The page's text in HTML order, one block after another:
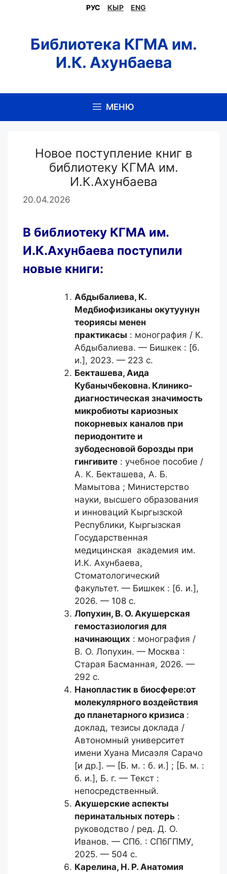
РУС КЫР ENG
Библиотека КГМА им.
И.К. Ахунбаева
МЕНЮ
Новое поступление книг в
библиотеку КГМА им.
И.К.Ахунбаева
20.04.2026
В библиотеку КГМА им.
И.К.Ахунбаева поступили
новые книги:
Абдыбалиева, К.
Медбиофизиканы окутуунун
теориясы менен
практикасы : монография / К.
Абдыбалиева. — Бишкек : [б.
и.], 2023. — 223 с.
Бекташева, Аида
Кубанычбековна. Клинико-
диагностическая значимость
микробиоты кариозных
покорневых каналов при
периодонтите и
зубодесновой борозды при
гингивите : учебное пособие /
А. К. Бекташева, А. Б.
Мамытова ; Министерство
науки, высшего образования
и инноваций Кыргызской
Республики, Кыргызская
Государственная
медицинская академия им.
И.К. Ахунбаева,
Стоматологический
факультет. — Бишкек : [б. и.],
2026. — 108 с.
Лопухин, В. О. Акушерская
гемостазиология для
начинающих : монография /
В. О. Лопухин. — Москва :
Старая Басманная, 2026. —
292 с.
Нанопластик в биосфере:от
молекулярного воздействия
до планетарного кризиса :
доклад, тезисы доклада /
Автономный университет
имени Хуана Мисаэля Сарачо
[и др.]. — [Б. м. : б. и.] ; [Б. м. :
б. и.], Б. г. — Текст :
непосредственный.
Акушерские аспекты
перинатальных потерь :
руководство / ред. Д. О.
Иванов. — СПб. : СПбГПМУ,
2025. — 504 с.
Карелина, Н. Р. Анатомия